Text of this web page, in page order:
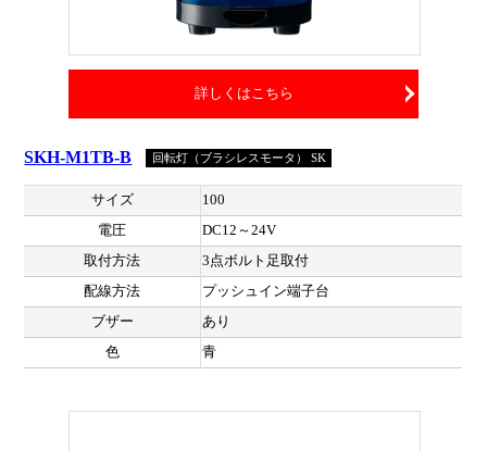
詳しくはこちら
SKH-M1TB-B 回転灯（ブラシレスモータ） SK
サイズ
100
電圧
DC12～24V
取付方法
3点ボルト足取付
配線方法
プッシュイン端子台
ブザー
あり
色
青